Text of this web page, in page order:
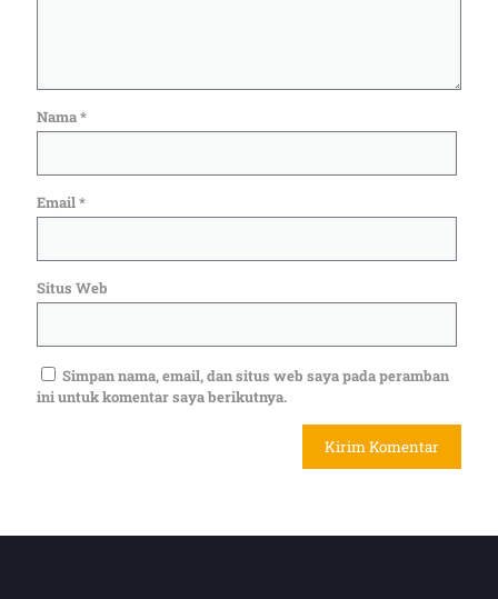
Nama*
Email*
Situs Web
Simpan nama, email, dan situs web saya pada peramban
ini untuk komentar saya berikutnya.